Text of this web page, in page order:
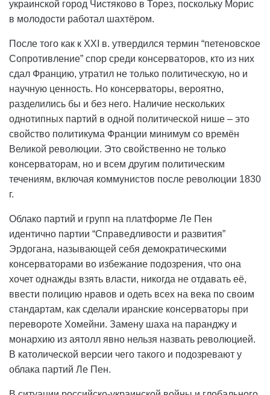
украинской город Чистяково в Торез, поскольку Морис
в молодости работал шахтёром.
После того как к ХХI в. утвердился термин “петеновское
Сопротивление” спор среди консерваторов, кто из них
сдал Францию, утратил не только политическую, но и
научную ценность. Но консерваторы, вероятно,
разделились бы и без него. Наличие нескольких
однотипных партий в одной политической нише – это
свойство политикума Франции минимум со времён
Великой революции. Это свойственно не только
консерваторам, но и всем другим политическим
течениям, включая коммунистов после революции 1830
г.
Облако партий и групп на платформе Ле Пен
идентично партии “Справедливости и развития”
Эрдогана, называющей себя демократическими
консерваторами во избежание подозрения, что она
хочет однажды взять власти, никогда не отдавать её,
ввести полицию нравов и одеть всех на века по своим
стандартам, как сделали иранские консерваторы при
перевороте Хомейни. Замену шаха на паранджу и
монархию из аятолл явно нельзя назвать революцией.
В католической версии чего такого и подозревают у
облака партий Ле Пен.